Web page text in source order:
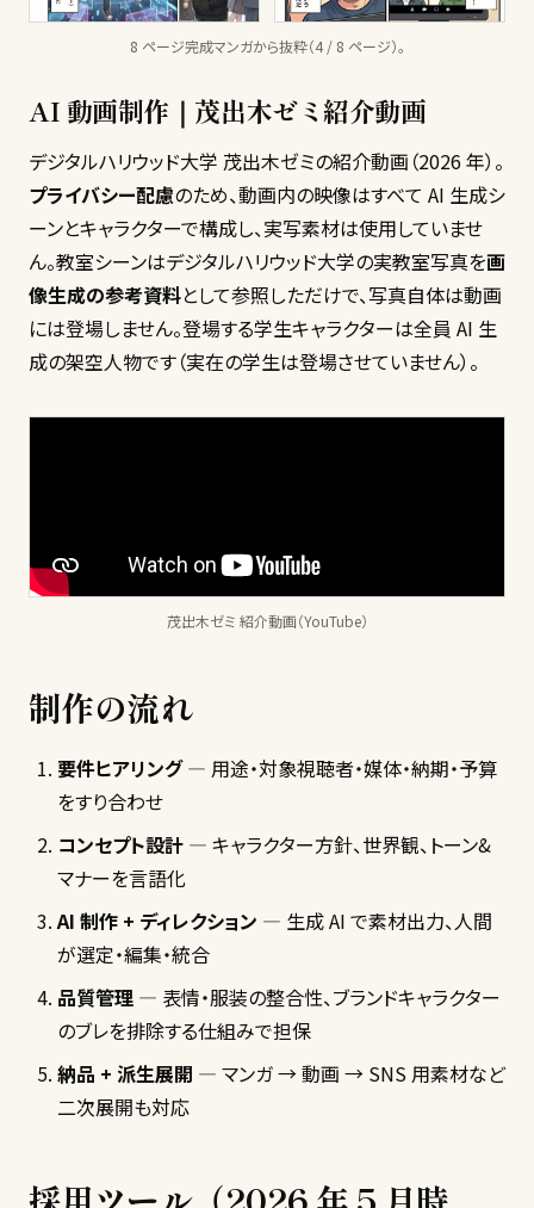
8 ページ完成マンガから抜粋（4 / 8 ページ）。
AI 動画制作｜茂出木ゼミ紹介動画
デジタルハリウッド大学 茂出木ゼミの紹介動画（2026 年）。
プライバシー配慮のため、動画内の映像はすべて AI 生成シ
ーンとキャラクターで構成し、実写素材は使用していませ
ん。教室シーンはデジタルハリウッド大学の実教室写真を画
像生成の参考資料として参照しただけで、写真自体は動画
には登場しません。登場する学生キャラクターは全員 AI 生
成の架空人物です（実在の学生は登場させていません）。
茂出木ゼミ 紹介動画（YouTube）
制作の流れ
要件ヒアリング— 用途・対象視聴者・媒体・納期・予算
をすり合わせ
コンセプト設計 — キャラクター方針、世界観、トーン&
マナーを言語化
AI 制作 + ディレクション — 生成 AI で素材出力、人間
が選定・編集・統合
品質管理 — 表情・服装の整合性、ブランドキャラクター
のブレを排除する仕組みで担保
納品 + 派生展開 — マンガ → 動画 → SNS 用素材など
二次展開も対応